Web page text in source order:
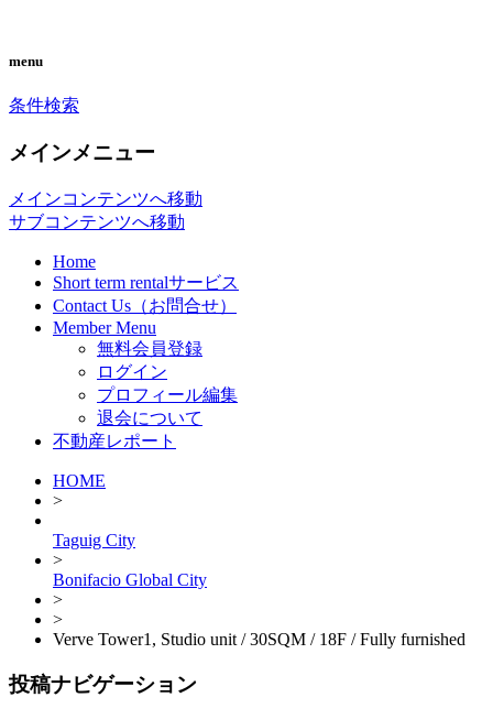
CONDO SEARCH in
MAKATI. フィリピン不動産
検索サイト「こんどマカティ
ね！」
心地マカティ周辺の不動産投資情報で
す。
menu
条件検索
メインメニュー
メインコンテンツへ移動
サブコンテンツへ移動
Home
Short term rentalサービス
Contact Us（お問合せ）
Member Menu
無料会員登録
ログイン
プロフィール編集
退会について
不動産レポート
HOME
>
Taguig City
>
Bonifacio Global City
>
>
Verve Tower1, Studio unit / 30SQM / 18F / Fully furnished
投稿ナビゲーション